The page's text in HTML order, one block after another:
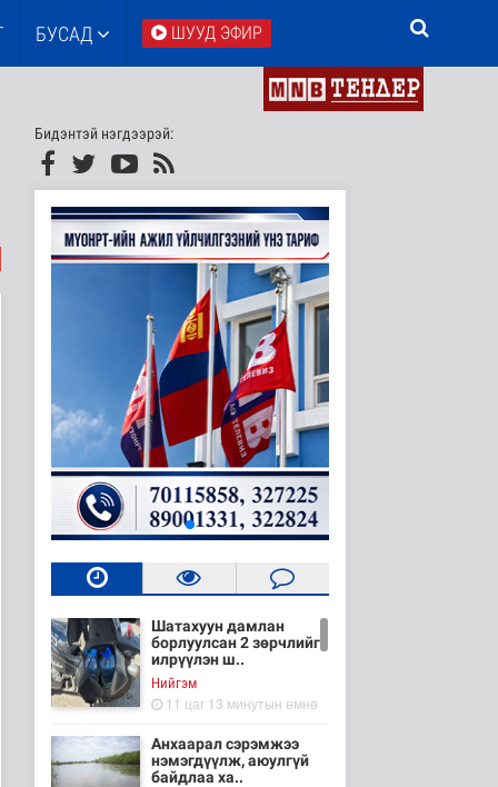
БУСАД ШУУД ЭФИР
Бидэнтэй нэгдээрэй:
Шатахуун дамлан
борлуулсан 2 зөрчлийг
илрүүлэн ш..
Нийгэм
11 цаг 13 минутын өмнө
Анхаарал сэрэмжээ
нэмэгдүүлж, аюулгүй
байдлаа ха..